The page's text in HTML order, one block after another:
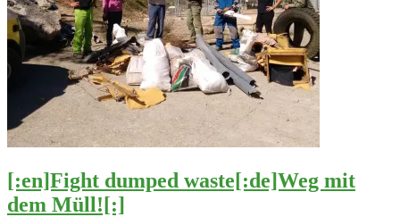
[:en]Fight dumped waste[:de]Weg mit
dem Müll![:]